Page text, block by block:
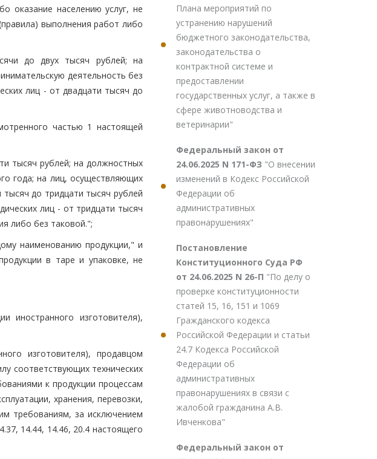
оказание населению услуг, не
выполнения работ либо
до двух тысяч рублей; на
деятельность без
лиц - от двадцати тысяч до
частью 1 настоящей
тысяч рублей; на должностных
года; на лиц, осуществляющих
до тридцати тысяч рублей
лиц - от тридцати тысяч
либо без таковой.";
наименованию продукции," и
в таре и упаковке, не
иностранного изготовителя),
изготовителя), продавцом
соответствующих технических
к продукции процессам
хранения, перевозки,
требованиям, за исключением
14.44, 14.46, 20.4 настоящего
Плана мероприятий по
устранению нарушений
бюджетного законодательства,
законодательства о
контрактной системе и
предоставлении
государственных услуг, а также в
сфере животноводства и
ветеринарии"
Федеральный закон от
24.06.2025 N 171-ФЗ "О внесении
изменений в Кодекс Российской
Федерации об
административных
правонарушениях"
Постановление
Конституционного Суда РФ
от 24.06.2025 N 26-П "По делу о
проверке конституционности
статей 15, 16, 151 и 1069
Гражданского кодекса
Российской Федерации и статьи
24.7 Кодекса Российской
Федерации об
административных
правонарушениях в связи с
жалобой гражданина А.В.
Ивченкова"
Федеральный закон от